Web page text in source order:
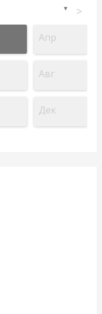
▼ >
Апр
Авг
Дек